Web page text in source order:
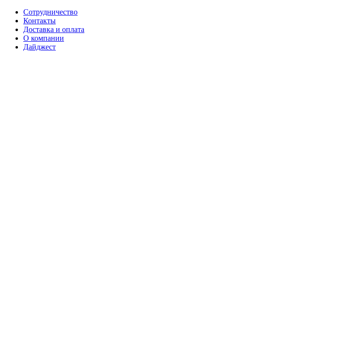
Сотрудничество
Контакты
Доставка и оплата
О компании
Дайджест